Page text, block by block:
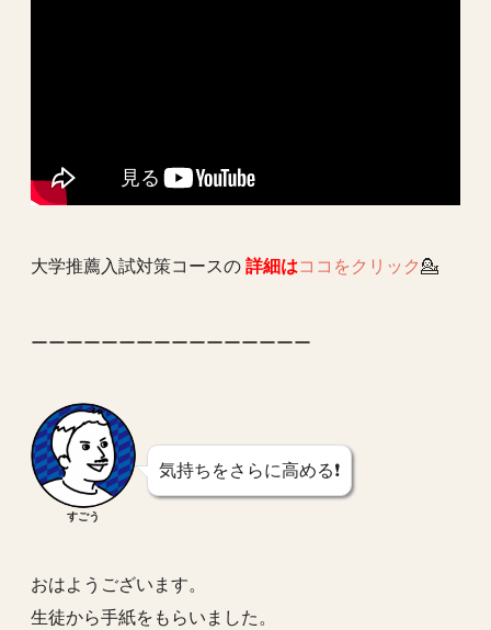
大学推薦入試対策コースの 詳細はココをクリック💁
ーーーーーーーーーーーーーーーー
すごう
気持ちをさらに高める❗️
おはようございます。
生徒から手紙をもらいました。